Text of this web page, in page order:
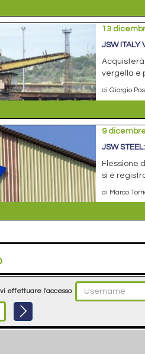
13
JSW ITALY
Acquisterà
vergella e
di Giorgio
9
JSW
Flessione
si è
di Marco
effettuare l'accesso